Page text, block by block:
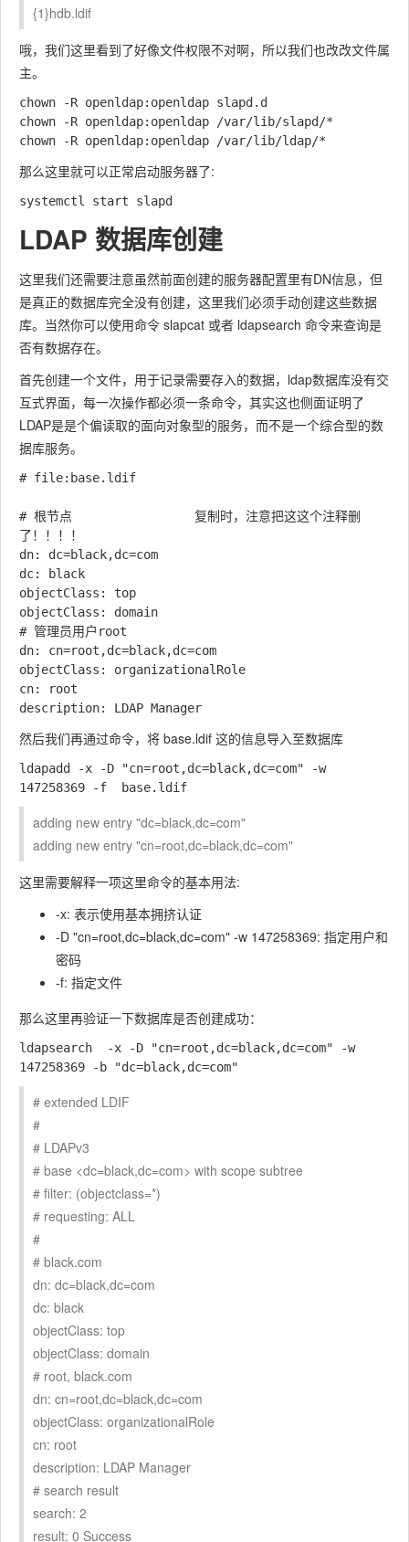
{1}hdb.ldif
哦，我们这里看到了好像文件权限不对啊，所以我们也改改文件属
主。
chown -R openldap:openldap slapd.d
chown -R openldap:openldap /var/lib/slapd/*
那么这里就可以正常启动服务器了:
LDAP 数据库创建
这里我们还需要注意虽然前面创建的服务器配置里有DN信息，但
是真正的数据库完全没有创建，这里我们必须手动创建这些数据
库。当然你可以使用命令 slapcat 或者 ldapsearch 命令来查询是
否有数据存在。
首先创建一个文件，用于记录需要存入的数据，ldap数据库没有交
互式界面，每一次操作都必须一条命令，其实这也侧面证明了
LDAP是是个偏读取的面向对象型的服务，而不是一个综合型的数
据库服务。
# file:base.ldif
# 根节点					复制时，注意把这这个注释删
了！！！！
dn: dc=black,dc=com
dc: black
objectClass: top
objectClass: domain
# 管理员用户root
dn: cn=root,dc=black,dc=com
objectClass: organizationalRole
cn: root
然后我们再通过命令，将 base.ldif 这的信息导入至数据库
ldapadd -x -D "cn=root,dc=black,dc=com" -w
adding new entry "dc=black,dc=com"
adding new entry "cn=root,dc=black,dc=com"
这里需要解释一项这里命令的基本用法:
-x: 表示使用基本拥挤认证
-D "cn=root,dc=black,dc=com" -w 147258369: 指定用户和
密码
-f: 指定文件
那么这里再验证一下数据库是否创建成功：
ldapsearch  -x -D "cn=root,dc=black,dc=com" -w
# extended LDIF
#
# LDAPv3
# base <dc=black,dc=com> with scope subtree
# filter: (objectclass=*)
# requesting: ALL
#
# black.com
dn: dc=black,dc=com
dc: black
objectClass: top
objectClass: domain
# root, black.com
dn: cn=root,dc=black,dc=com
objectClass: organizationalRole
cn: root
description: LDAP Manager
# search result
search: 2
result: 0 Success